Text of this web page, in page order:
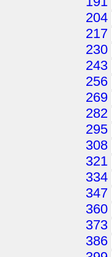
204
217
230
243
256
269
282
295
308
321
334
347
360
373
386